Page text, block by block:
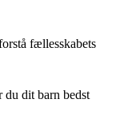
fællesskabets
du dit barn bedst